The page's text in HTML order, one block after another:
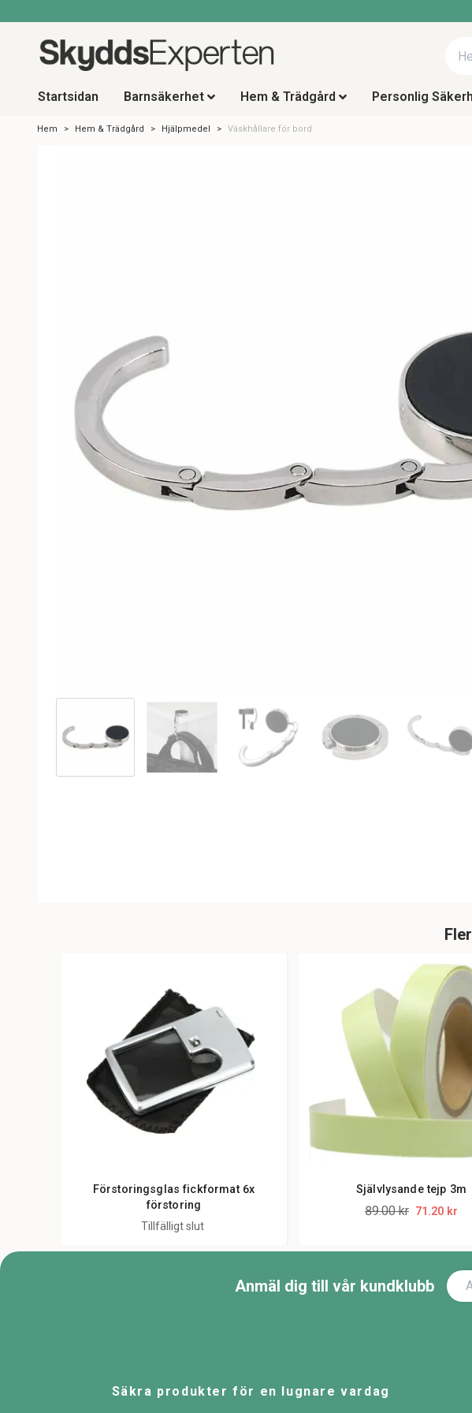
Startsidan Barnsäkerhet Hem & Trädgård Personlig
Hem Hem & Trädgård Hjälpmedel Väskhållare för bord
Förstoringsglas fickformat 6x
förstoring
Tillfälligt slut
Självlysande tejp 3m
89.00 kr 71.20 kr
Anmäl dig till vår kundklubb
Säkra produkter för en lugnare vardag